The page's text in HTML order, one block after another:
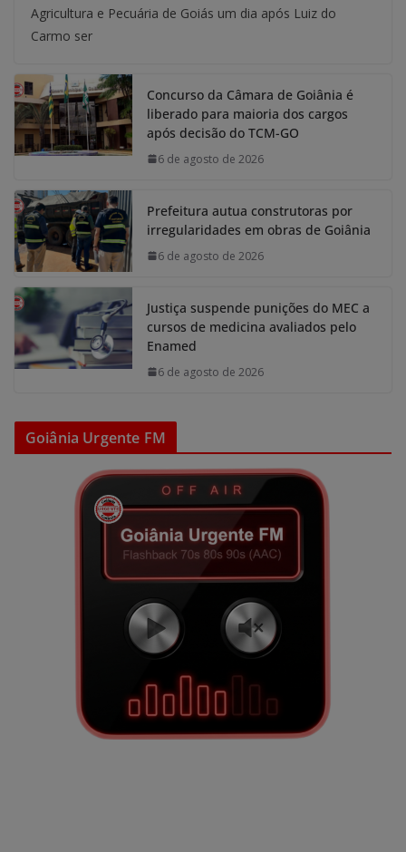
Agricultura e Pecuária de Goiás um dia após Luiz do
Carmo ser
Concurso da Câmara de Goiânia é
liberado para maioria dos cargos
após decisão do TCM-GO
6 de agosto de 2026
Prefeitura autua construtoras por
irregularidades em obras de Goiânia
6 de agosto de 2026
Justiça suspende punições do MEC a
cursos de medicina avaliados pelo
Enamed
6 de agosto de 2026
Goiânia Urgente FM